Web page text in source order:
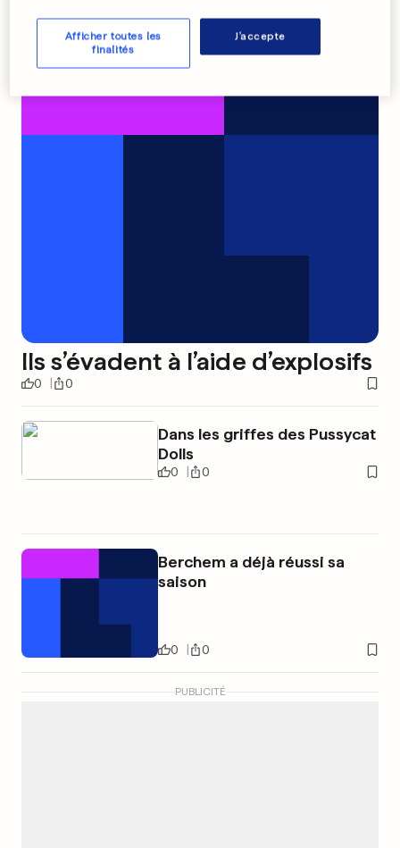
Ils s’évadent à l’aide d’explosifs
0 0
Dans les griffes des Pussycat
Dolls
0 0
Berchem a déjà réussi sa
saison
0 0
PUBLICITÉ
Afficher toutes les
finalités
J'accepte